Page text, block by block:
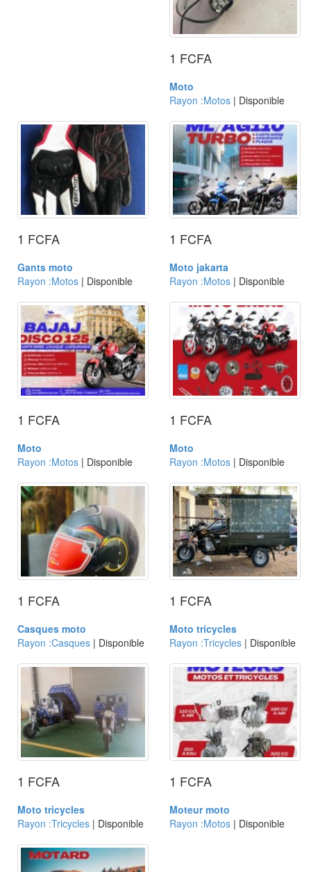
1 FCFA
Moto
Rayon :Motos | Disponible
1 FCFA
Gants moto
Rayon :Motos | Disponible
1 FCFA
Moto jakarta
Rayon :Motos | Disponible
1 FCFA
Moto
Rayon :Motos | Disponible
1 FCFA
Moto
Rayon :Motos | Disponible
1 FCFA
Casques moto
Rayon :Casques | Disponible
1 FCFA
Moto tricycles
Rayon :Tricycles | Disponible
1 FCFA
Moto tricycles
Rayon :Tricycles | Disponible
1 FCFA
Moteur moto
Rayon :Motos | Disponible